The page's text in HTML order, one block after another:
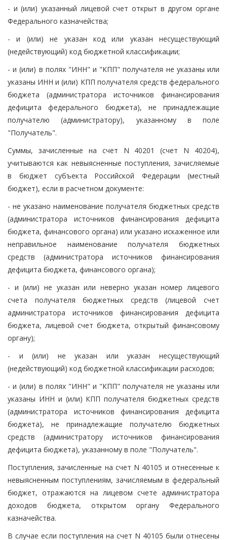
- и (или) указанный лицевой счет открыт в другом органе
Федерального казначейства;
- и (или) не указан код или указан несуществующий
(недействующий) код бюджетной классификации;
- и (или) в полях "ИНН" и "КПП" получателя не указаны или
указаны ИНН и (или) КПП получателя средств федерального
бюджета (администратора источников финансирования
дефицита федерального бюджета), не принадлежащие
получателю (администратору), указанному в поле
"Получатель".
Суммы, зачисленные на счет N 40201 (счет N 40204),
учитываются как невыясненные поступления, зачисляемые
в бюджет субъекта Российской Федерации (местный
бюджет), если в расчетном документе:
- не указано наименование получателя бюджетных средств
(администратора источников финансирования дефицита
бюджета, финансового органа) или указано искаженное или
неправильное наименование получателя бюджетных
средств (администратора источников финансирования
дефицита бюджета, финансового органа);
- и (или) не указан или неверно указан номер лицевого
счета получателя бюджетных средств (лицевой счет
администратора источников финансирования дефицита
бюджета, лицевой счет бюджета, открытый финансовому
органу);
- и (или) не указан или указан несуществующий
(недействующий) код бюджетной классификации расходов;
- и (или) в полях "ИНН" и "КПП" получателя не указаны или
указаны ИНН и (или) КПП получателя бюджетных средств
(администратора источников финансирования дефицита
бюджета), не принадлежащие получателю бюджетных
средств (администратору источников финансирования
дефицита бюджета), указанному в поле "Получатель".
Поступления, зачисленные на счет N 40105 и отнесенные к
невыясненным поступлениям, зачисляемым в федеральный
бюджет, отражаются на лицевом счете администратора
доходов бюджета, открытом органу Федерального
казначейства.
В случае если поступления на счет N 40105 были отнесены